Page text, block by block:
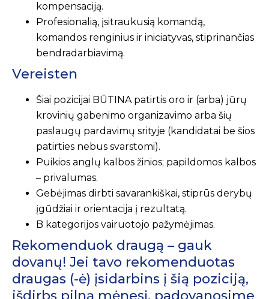
kompensaciją.
Profesionalią, įsitraukusią komandą,
komandos renginius ir iniciatyvas, stiprinančias
bendradarbiavimą.
Vereisten
Šiai pozicijai BŪTINA patirtis oro ir (arba) jūrų
krovinių gabenimo organizavimo arba šių
paslaugų pardavimų srityje (kandidatai be šios
patirties nebus svarstomi).
Puikios anglų kalbos žinios; papildomos kalbos
– privalumas.
Gebėjimas dirbti savarankiškai, stiprūs derybų
įgūdžiai ir orientacija į rezultatą.
B kategorijos vairuotojo pažymėjimas.
Rekomenduok draugą – gauk
dovanų! Jei tavo rekomenduotas
draugas (-ė) įsidarbins į šią poziciją,